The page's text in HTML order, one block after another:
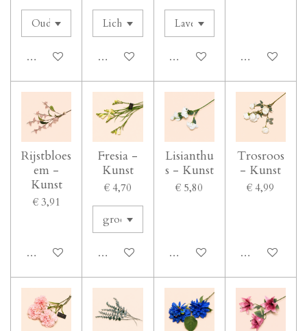
In winkelwagen In winkelwagen In winkelwagen In
Rijstbloes
em -
Kunst
€ 3,91
In winkelwagen
Fresia -
Kunst
€ 4,70
In winkelwagen
Lisianthu
s - Kunst
€ 5,80
In winkelwagen
Trosroos
- Kunst
€ 4,99
In